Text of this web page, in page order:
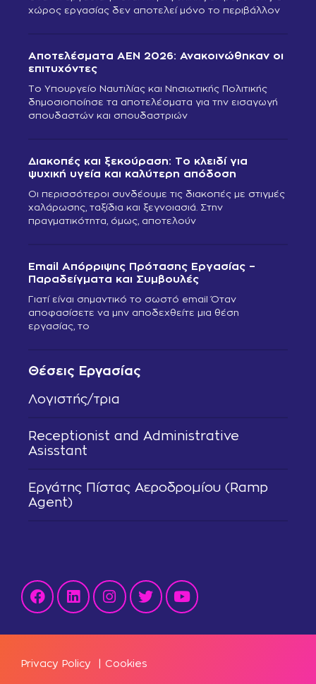
Θέσεις Εργασίας
Λογιστής/τρια
Receptionist and Administrative
Asisstant
Εργάτης Πίστας Αεροδρομίου (Ramp
Agent)
χώρος εργασίας δεν αποτελεί μόνο το περιβάλλον
Αποτελέσματα ΑΕΝ 2026: Ανακοινώθηκαν οι
επιτυχόντες
Το Υπουργείο Ναυτιλίας και Νησιωτικής Πολιτικής
δημοσιοποίησε τα αποτελέσματα για την εισαγωγή
σπουδαστών και σπουδαστριών
Διακοπές και ξεκούραση: Το κλειδί για
ψυχική υγεία και καλύτερη απόδοση
Οι περισσότεροι συνδέουμε τις διακοπές με στιγμές
χαλάρωσης, ταξίδια και ξεγνοιασιά. Στην
πραγματικότητα, όμως, αποτελούν
Email Απόρριψης Πρότασης Εργασίας –
Παραδείγματα και Συμβουλές
Γιατί είναι σημαντικό το σωστό email Όταν
αποφασίσετε να μην αποδεχθείτε μια θέση
εργασίας, το
Privacy Policy | Cookies